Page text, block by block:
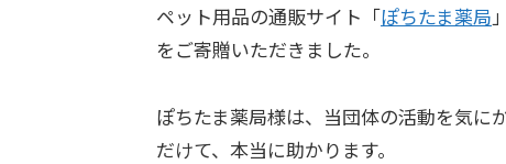
ペット用品の通販サイト「ぽちたま薬局
をご寄贈いただきました。
ぽちたま薬局様は、当団体の活動を気に
だけて、本当に助かります。